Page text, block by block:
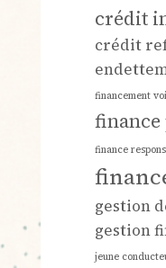
crédit
crédit
financement
finance
finance
gestion
gestion
jeune